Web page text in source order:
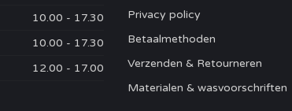
10.00 - 17.30
10.00 - 17.30
12.00 - 17.00
Privacy policy
Betaalmethoden
Verzenden & Retourneren
Materialen & wasvoorschriften